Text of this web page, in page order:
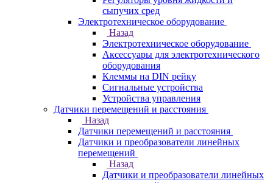
сыпучих сред
Электротехническое оборудование
Назад
Электротехническое оборудование
Аксессуары для электротехнического
оборудования
Клеммы на DIN рейку
Сигнальные устройства
Устройства управления
Датчики перемещений и расстояния
Назад
Датчики перемещений и расстояния
Датчики и преобразователи линейных
перемещений
Назад
Датчики и преобразователи линейных